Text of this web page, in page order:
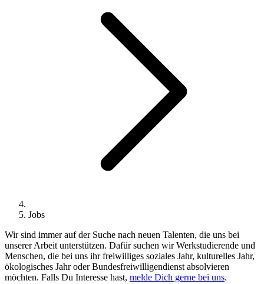
Jobs
Wir sind immer auf der Suche nach neuen Talenten, die uns bei
unserer Arbeit unterstützen. Dafür suchen wir Werkstudierende und
Menschen, die bei uns ihr freiwilliges soziales Jahr, kulturelles Jahr,
ökologisches Jahr oder Bundesfreiwilligendienst absolvieren
möchten. Falls Du Interesse hast, melde Dich gerne bei uns.